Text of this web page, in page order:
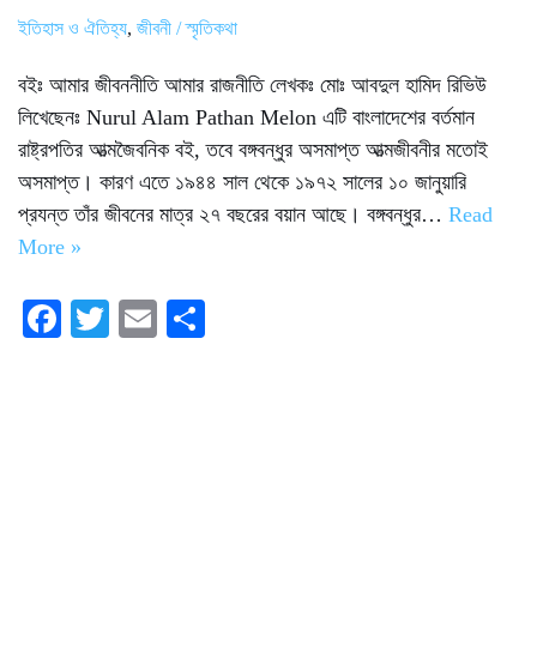
ইতিহাস ও ঐতিহ্য, জীবনী / স্মৃতিকথা
বইঃ আমার জীবননীতি আমার রাজনীতি লেখকঃ মোঃ আবদুল হামিদ রিভিউ
লিখেছেনঃ Nurul Alam Pathan Melon এটি বাংলাদেশের বর্তমান
রাষ্ট্রপতির আত্মজৈবনিক বই, তবে বঙ্গবন্ধুর অসমাপ্ত আত্মজীবনীর মতোই
অসমাপ্ত। কারণ এতে ১৯৪৪ সাল থেকে ১৯৭২ সালের ১০ জানুয়ারি
প্রযন্ত তাঁর জীবনের মাত্র ২৭ বছরের বয়ান আছে। বঙ্গবন্ধুর… Read
More »
Fa T
E